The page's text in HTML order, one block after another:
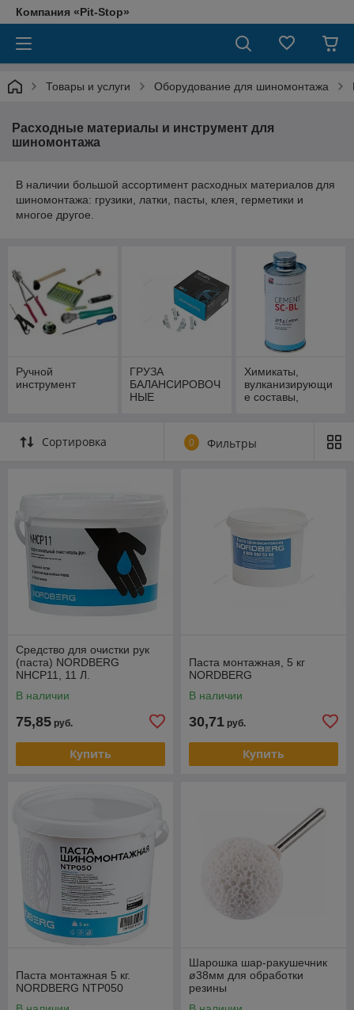
Компания «Pit-Stop»
Товары и услуги Оборудование для шиномонтажа
Расходные материалы и инструмент для
шиномонтажа
В наличии большой ассортимент расходных материалов для
шиномонтажа: грузики, латки, пасты, клея, герметики и
многое другое.
Ручной
инструмент
ГРУЗА
БАЛАНСИРОВОЧ
НЫЕ
Химикаты,
вулканизирующи
е составы,
Сортировка 0 Фильтры
Средство для очистки рук
(паста) NORDBERG
NHCP11, 11 Л.
В наличии
75,85 руб.
Купить
Паста монтажная, 5 кг
NORDBERG
В наличии
30,71 руб.
Купить
Паста монтажная 5 кг.
NORDBERG NTP050
Шарошка шар-ракушечник
ø38мм для обработки
резины